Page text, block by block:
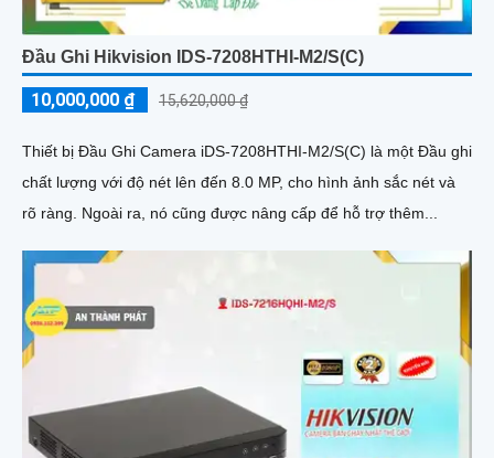
Đầu Ghi Hikvision IDS-7208HTHI-M2/S(C)
10,000,000 ₫ 15,620,000 ₫
Thiết bị Đầu Ghi Camera iDS-7208HTHI-M2/S(C) là một Đầu ghi
chất lượng với độ nét lên đến 8.0 MP, cho hình ảnh sắc nét và
rõ ràng. Ngoài ra, nó cũng được nâng cấp để hỗ trợ thêm...